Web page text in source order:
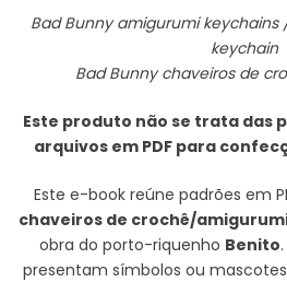
Bad Bunny amigurumi
keychain
Bad Bunny chaveiros de
Este produto não se trata das
arquivos em PDF para
Este e-book reúne padrões em
chaveiros de crochê/
obra do porto-riquenho Benito
presentam símbolos ou